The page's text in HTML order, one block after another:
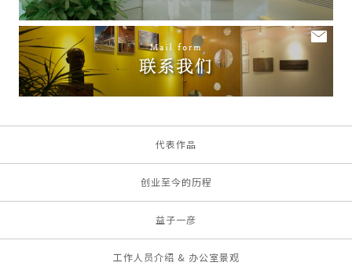
代表作品
创业至今的历程
益子一彦
工作人员介绍 & 办公室景观